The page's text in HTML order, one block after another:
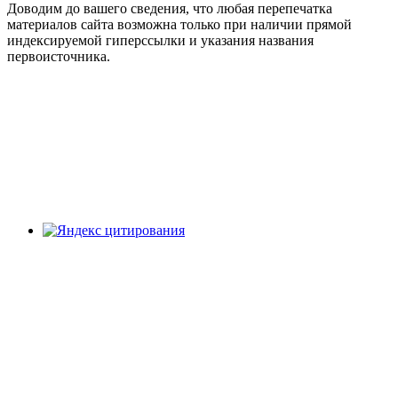
Доводим до вашего сведения, что любая перепечатка
материалов сайта возможна только при наличии прямой
индексируемой гиперссылки и указания названия
первоисточника.